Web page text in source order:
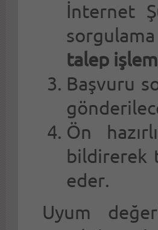
İnternet
talep
Başvuru
Ön
bildirerek
eder.
Uyum